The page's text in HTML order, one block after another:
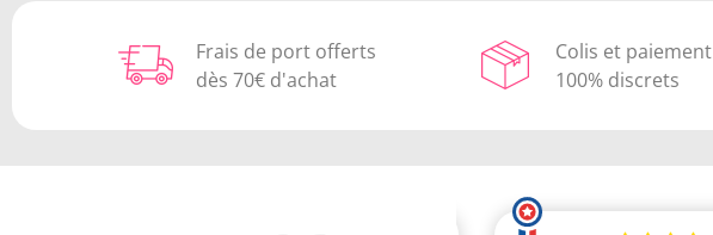
Frais de port offerts
dès 70€ d'achat
Colis et paiement
100% discrets